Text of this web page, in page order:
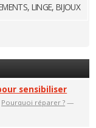
LINGE, BIJOUX
sensibiliser
Pourquoi réparer ? —